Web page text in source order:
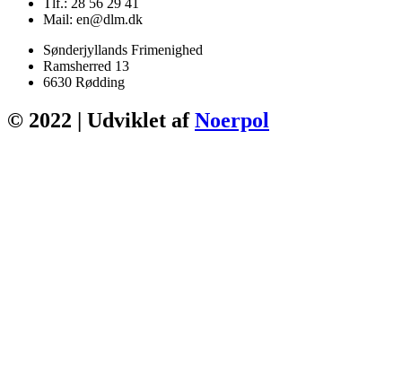
Mail: en@dlm.dk
Sønderjyllands Frimenighed
Ramsherred 13
6630 Rødding
© 2022 | Udviklet afNoerpol